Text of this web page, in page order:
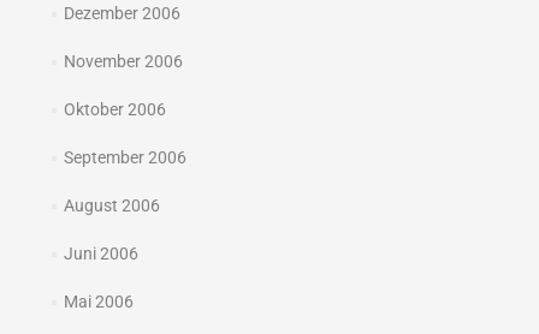
Dezember 2006
November 2006
Oktober 2006
September 2006
August 2006
Juni 2006
Mai 2006